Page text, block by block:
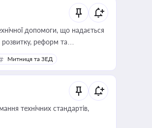
допомоги, що надається
розвитку, реформ та
Митниця та ЗЕД
технічних стандартів,